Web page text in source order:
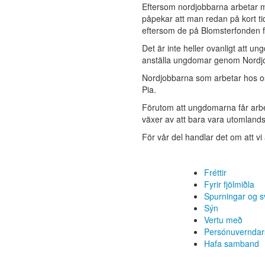
Eftersom nordjobbarna arbetar
påpekar att man redan på kort
eftersom de på Blomsterfonden
Det är inte heller ovanligt att
anställa ungdomar genom
Nordjobbarna som arbetar hos
Pia.
Förutom att ungdomarna får
växer av att bara vara
För vår del handlar det om att
Fréttir
Fyrir fjölmiðla
Spurningar og
Sýn
Vertu með
Hafa samband